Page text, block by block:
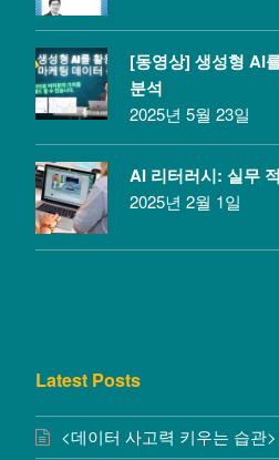
[동영상] 생성형 AI
분석
2025년 5월 23일
AI 리터러시: 실무
2025년 2월 1일
Latest Posts
<데이터 사고력 키우는 습관